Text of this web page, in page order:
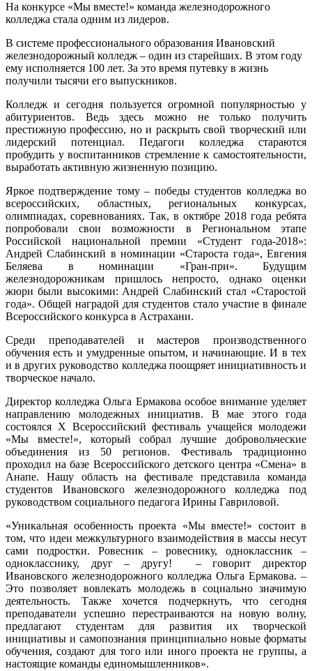
На конкурсе «Мы вместе!» команда железнодорожного
колледжа стала одним из лидеров.
В системе профессионального образования Ивановский
железнодорожный колледж – один из старейших. В этом году
ему исполняется 100 лет. За это время путевку в жизнь
получили тысячи его выпускников.
Колледж и сегодня пользуется огромной популярностью у
абитуриентов. Ведь здесь можно не только получить
престижную профессию, но и раскрыть свой творческий или
лидерский потенциал. Педагоги колледжа стараются
пробудить у воспитанников стремление к самостоятельности,
выработать активную жизненную позицию.
Яркое подтверждение тому – победы студентов колледжа во
всероссийских, областных, региональных конкурсах,
олимпиадах, соревнованиях. Так, в октябре 2018 года ребята
попробовали свои возможности в Региональном этапе
Российской национальной премии «Студент года-2018»:
Андрей Слабинский в номинации «Староста года», Евгения
Беляева в номинации «Гран-при». Будущим
железнодорожникам пришлось непросто, однако оценки
жюри были высокими: Андрей Слабинский стал «Старостой
года». Общей наградой для студентов стало участие в финале
Всероссийского конкурса в Астрахани.
Среди преподавателей и мастеров производственного
обучения есть и умудренные опытом, и начинающие. И в тех
и в других руководство колледжа поощряет инициативность и
творческое начало.
Директор колледжа Ольга Ермакова особое внимание уделяет
направлению молодежных инициатив. В мае этого года
состоялся X Всероссийский фестиваль учащейся молодежи
«Мы вместе!», который собрал лучшие добровольческие
объединения из 50 регионов. Фестиваль традиционно
проходил на базе Всероссийского детского центра «Смена» в
Анапе. Нашу область на фестивале представила команда
студентов Ивановского железнодорожного колледжа под
руководством социального педагога Ирины Гавриловой.
«Уникальная особенность проекта «Мы вместе!» состоит в
том, что идеи межкультурного взаимодействия в массы несут
сами подростки. Ровесник – ровеснику, одноклассник –
однокласснику, друг – другу! – говорит директор
Ивановского железнодорожного колледжа Ольга Ермакова. –
Это позволяет вовлекать молодежь в социально значимую
деятельность. Также хочется подчеркнуть, что сегодня
преподаватели успешно перестраиваются на новую волну,
предлагают студентам для развития их творческой
инициативы и самопознания принципиально новые форматы
обучения, создают для того или иного проекта не группы, а
настоящие команды единомышленников».